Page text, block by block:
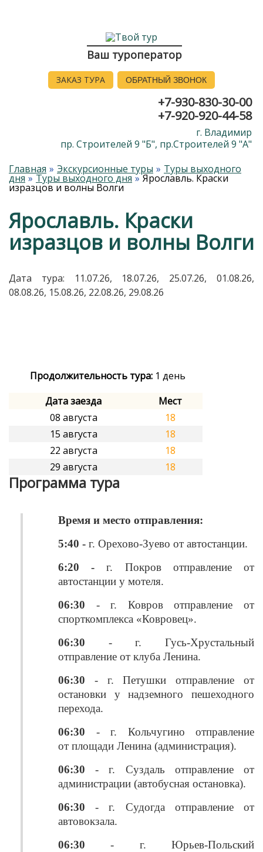
Ваш туроператор
ЗАКАЗ ТУРА ОБРАТНЫЙ ЗВОНОК
+7-930-830-30-00
+7-920-920-44-58
г. Владимир
пр. Строителей 9 "Б", пр.Строителей 9 "А"
Главная
Экскурсионные туры Туры выходного
дня Туры выходного дня Ярославль. Краски
изразцов и волны Волги
Ярославль. Краски
изразцов и волны Волги
Дата тура: 11.07.26, 18.07.26, 25.07.26, 01.08.26,
08.08.26, 15.08.26, 22.08.26, 29.08.26
Продолжительность тура: 1 день
Дата заезда
Мест
08 августа
18
15 августа
18
22 августа
18
29 августа
18
Программа тура
Время и место отправления:
5:40 - г. Орехово-Зуево от автостанции.
6:20 -г. Покров отправление от
автостанции у мотеля.
06:30 - г. Ковров отправление от
спорткомплекса «Ковровец».
06:30 - г. Гусь-Хрустальный
отправление от клуба Ленина.
06:30 - г. Петушки отправление от
остановки у надземного пешеходного
перехода.
06:30 - г. Кольчугино отправление
от площади Ленина (администрация).
06:30 - г. Суздаль отправление от
администрации (автобусная остановка).
06:30 - г. Судогда отправление от
автовокзала.
06:30 - г. Юрьев-Польский